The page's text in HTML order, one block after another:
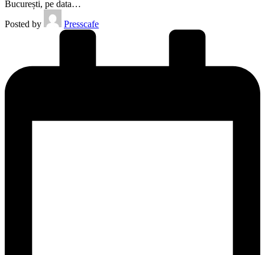
București, pe data…
Posted by
Presscafe